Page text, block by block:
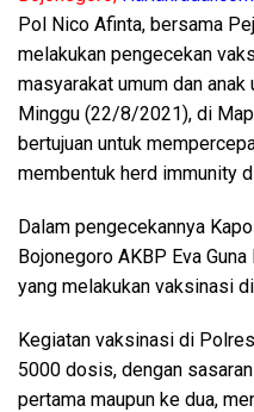
Pol Nico Afinta, bersama
melakukan pengecekan
masyarakat umum dan
Minggu (22/8/2021), di
bertujuan untuk
membentuk herd immunity
Dalam pengecekannya
Bojonegoro AKBP Eva
yang melakukan vaksinasi
Kegiatan vaksinasi di
5000 dosis, dengan
pertama maupun ke dua,